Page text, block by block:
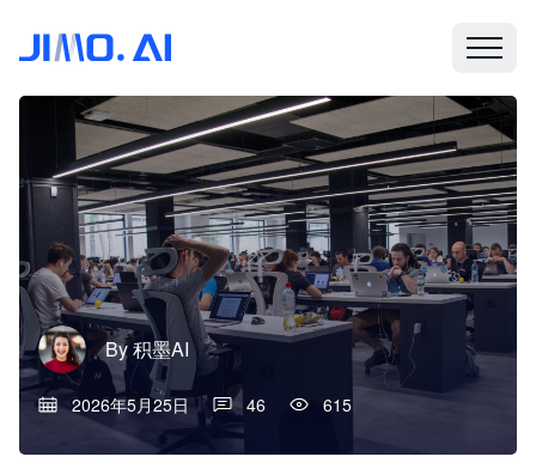
By积墨AI
2026年5月25日 46 615